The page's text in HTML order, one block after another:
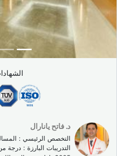
د. فاتح يانارال
التدريبات البارزة :